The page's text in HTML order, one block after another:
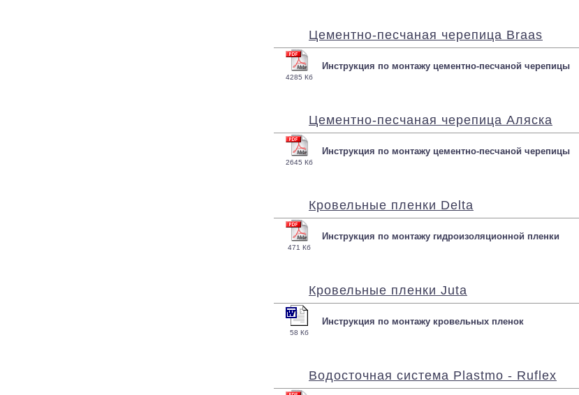
Цементно-песчаная черепица Braas
4285 Кб
Инструкция по монтажу цементно-песчаной черепицы
Цементно-песчаная черепица Аляска
2645 Кб
Инструкция по монтажу цементно-песчаной черепицы
Кровельные пленки Delta
471 Кб
Инструкция по монтажу гидроизоляционной пленки
Кровельные пленки Juta
58 Кб
Инструкция по монтажу кровельных пленок
Водосточная система Plastmo - Ruflex